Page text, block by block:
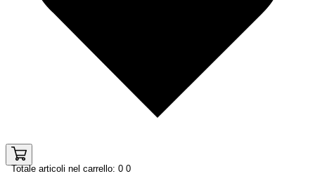
Totale articoli nel carrello: 0 0